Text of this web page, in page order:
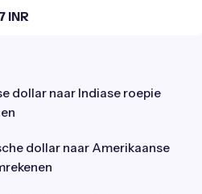
INR
dollar naar Indiase roepie
dollar naar Amerikaanse